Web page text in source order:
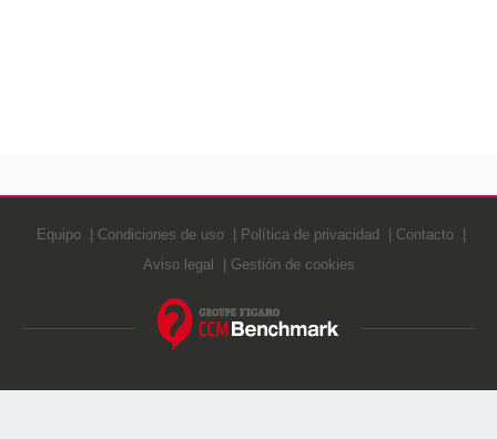
Equipo Condiciones de uso Política de privacidad
Contacto
Aviso legal
Gestión de cookies